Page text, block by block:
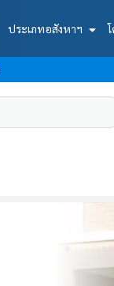
ประเภทอสังหาฯ